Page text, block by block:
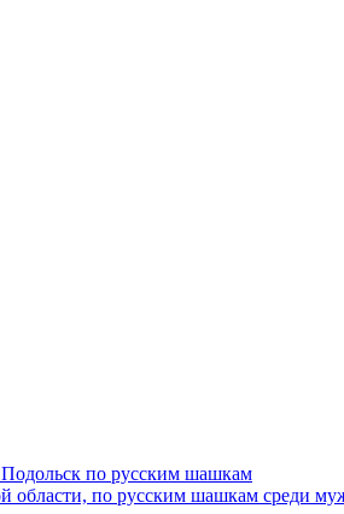
по русским шашкам
области, по русским шашкам среди